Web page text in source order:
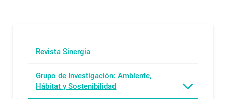
Revista Sinergia
Grupo de Investigación: Ambiente,
Hábitat y Sostenibilidad